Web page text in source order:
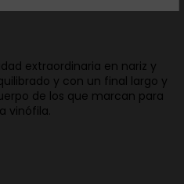
extraordinaria en nariz y
y con un final largo y
de los que marcan para
vinófila.